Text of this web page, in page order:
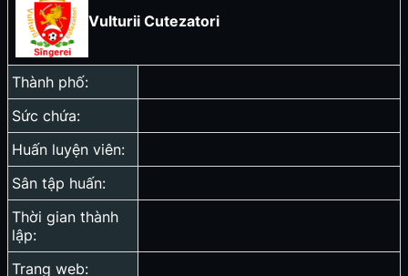
Vulturii Cutezatori
Thành phố:
Sức chứa:
Huấn luyện viên:
Sân tập huấn:
Thời gian thành
lập:
Trang web: